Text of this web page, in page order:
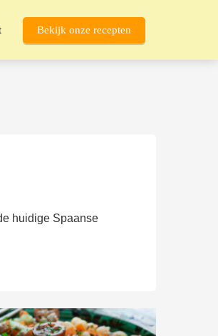
Bekijk onze recepten
huidige Spaanse